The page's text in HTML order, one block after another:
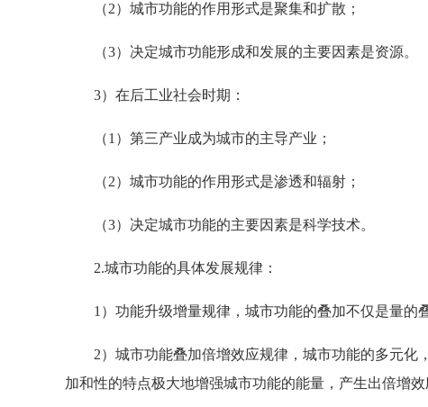
（2）城市功能的作用形式是聚集和扩散；
（3）决定城市功能形成和发展的主要因素是资源。
3）在后工业社会时期：
（1）第三产业成为城市的主导产业；
（2）城市功能的作用形式是渗透和辐射；
（3）决定城市功能的主要因素是科学技术。
2.城市功能的具体发展规律：
1）功能升级增量规律，城市功能的叠加不仅是量的叠
2）城市功能叠加倍增效应规律，城市功能的多元化
加和性的特点极大地增强城市功能的能量，产生出倍增